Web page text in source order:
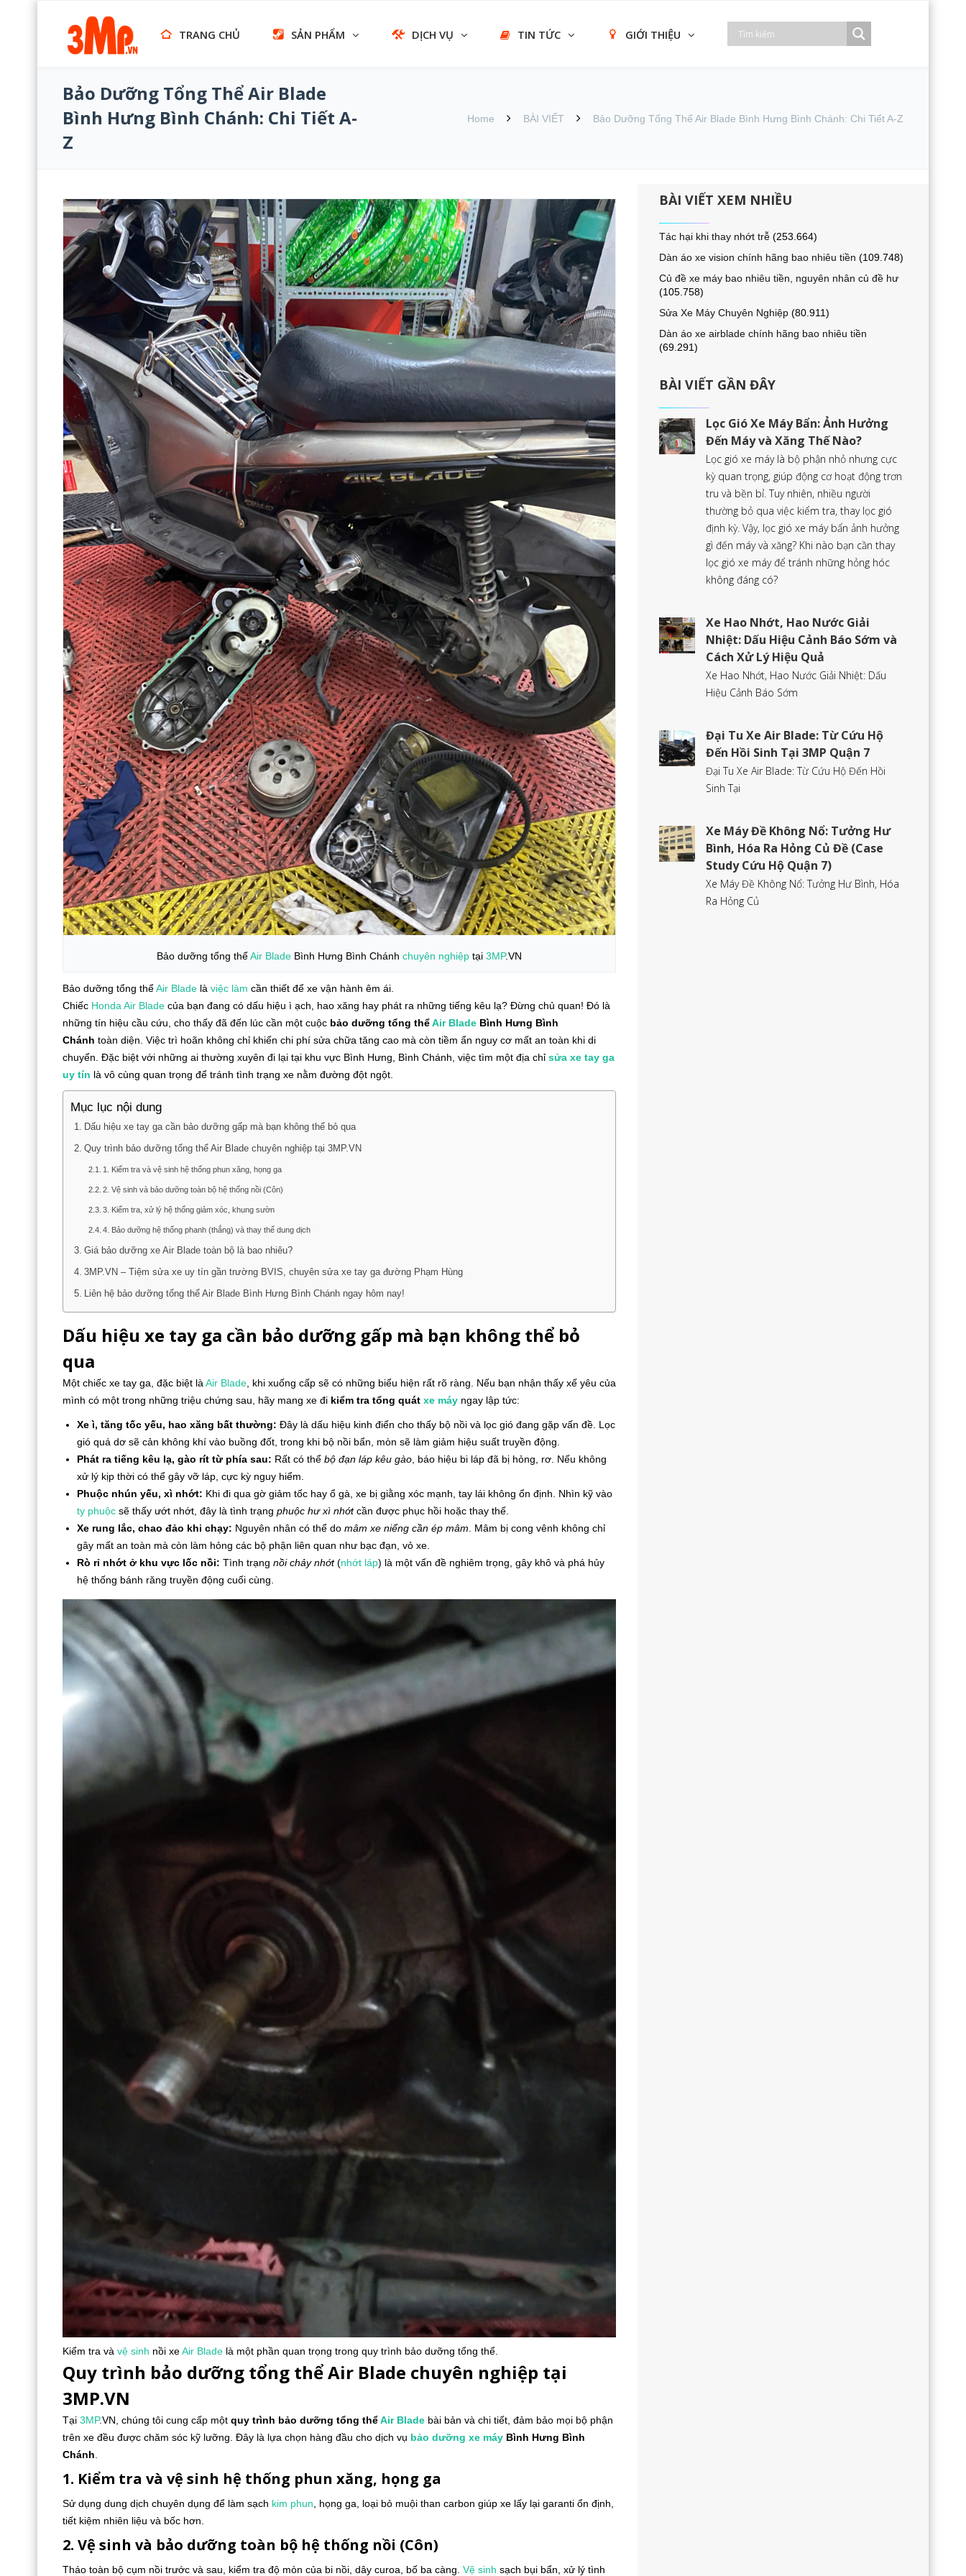
TRANG CHỦ SẢN PHẨM DỊCH VỤ TIN TỨC GIỚI THIỆU
Bảo Dưỡng Tổng Thể Air Blade
Bình Hưng Bình Chánh: Chi Tiết A-
Z
Home BÀI VIẾT Bảo Dưỡng Tổng Thể Air Blade Bình Hưng Bình Chánh: Chi Tiết A-Z
Bảo dưỡng tổng thểAir Blade Bình Hưng Bình Chánh chuyên nghiệp tại 3MP.VN
Bảo dưỡng tổng thểAir Blade là việc làm cần thiết để xe vận hành êm ái.
Chiếc Honda Air Blade của bạn đang có dấu hiệu ì ạch, hao xăng hay phát ra những tiếng kêu lạ? Đừng chủ quan! Đó là
những tín hiệu cầu cứu, cho thấy đã đến lúc cần một cuộc bảo dưỡng tổng thểAir Blade Bình Hưng Bình
Chánh toàn diện. Việc trì hoãn không chỉ khiến chi phí sửa chữa tăng cao mà còn tiềm ẩn nguy cơ mất an toàn khi di
chuyển. Đặc biệt với những ai thường xuyên đi lại tại khu vực Bình Hưng, Bình Chánh, việc tìm một địa chỉ sửa xe tay ga
uy tín là vô cùng quan trọng để tránh tình trạng xe nằm đường đột ngột.
Mục lục nội dung
Dấu hiệu xe tay ga cần bảo dưỡng gấp mà bạn không thể bỏ qua
Quy trình bảo dưỡng tổng thể Air Blade chuyên nghiệp tại 3MP.VN
1. Kiểm tra và vệ sinh hệ thống phun xăng, họng ga
2. Vệ sinh và bảo dưỡng toàn bộ hệ thống nồi (Côn)
3. Kiểm tra, xử lý hệ thống giảm xóc, khung sườn
4. Bảo dưỡng hệ thống phanh (thắng) và thay thế dung dịch
Giá bảo dưỡng xe Air Blade toàn bộ là bao nhiêu?
3MP.VN – Tiệm sửa xe uy tín gần trường BVIS, chuyên sửa xe tay ga đường Phạm Hùng
Liên hệ bảo dưỡng tổng thể Air Blade Bình Hưng Bình Chánh ngay hôm nay!
Dấu hiệu xe tay ga cần bảo dưỡng gấp mà bạn không thể bỏ
qua
Một chiếc xe tay ga, đặc biệt là Air Blade , khi xuống cấp sẽ có những biểu hiện rất rõ ràng. Nếu bạn nhận thấy xế yêu của
mình có một trong những triệu chứng sau, hãy mang xe đi kiểm tra tổng quát xe máy ngay lập tức:
Xe ì, tăng tốc yếu, hao xăng bất thường: Đây là dấu hiệu kinh điển cho thấy bộ nồi và lọc gió đang gặp vấn đề. Lọc
gió quá dơ sẽ cản không khí vào buồng đốt, trong khi bộ nồi bẩn, mòn sẽ làm giảm hiệu suất truyền động.
Phát ra tiếng kêu lạ, gào rít từ phía sau: Rất có thể bộ đạn láp kêu gào , báo hiệu bi láp đã bị hỏng, rơ. Nếu không
xử lý kịp thời có thể gây vỡ láp, cực kỳ nguy hiểm.
Phuộc nhún yếu, xì nhớt: Khi đi qua gờ giảm tốc hay ổ gà, xe bị giằng xóc mạnh, tay lái không ổn định. Nhìn kỹ vào
ty phuộc sẽ thấy ướt nhớt, đây là tình trạng phuộc hư xì nhớtcần được phục hồi hoặc thay thế.
Xe rung lắc, chao đảo khi chạy: Nguyên nhân có thể do mâm xe niểng cần ép mâm . Mâm bị cong vênh không chỉ
gây mất an toàn mà còn làm hỏng các bộ phận liên quan như bạc đạn, vỏ xe.
Rò rỉ nhớt ở khu vực lốc nồi: Tình trạng nồi chảy nhớt(nhớt láp) là một vấn đề nghiêm trọng, gây khô và phá hủy
hệ thống bánh răng truyền động cuối cùng.
Kiểm tra và vệ sinh nồi xeAir Blade là một phần quan trọng trong quy trình bảo dưỡng tổng thể.
Quy trình bảo dưỡng tổng thể Air Blade chuyên nghiệp tại
3MP.VN
Tại 3MP.VN, chúng tôi cung cấp một quy trình bảo dưỡng tổng thểAir Blade bài bản và chi tiết, đảm bảo mọi bộ phận
trên xe đều được chăm sóc kỹ lưỡng. Đây là lựa chọn hàng đầu cho dịch vụ bảo dưỡng xe máy Bình Hưng Bình
Chánh
1. Kiểm tra và vệ sinh hệ thống phun xăng, họng ga
Sử dụng dung dịch chuyên dụng để làm sạch kim phun , họng ga, loại bỏ muội than carbon giúp xe lấy lại garanti ổn định,
tiết kiệm nhiên liệu và bốc hơn.
2. Vệ sinh và bảo dưỡng toàn bộ hệ thống nồi (Côn)
Tháo toàn bộ cụm nồi trước và sau, kiểm tra độ mòn của bi nồi, dây curoa, bố ba càng. Vệ sinh sạch bụi bẩn, xử lý tình
BÀI VIẾT XEM NHIỀU
Tác hại khi thay nhớt trễ (253.664)
Dàn áo xe vision chính hãng bao nhiêu tiền (109.748)
Củ đề xe máy bao nhiêu tiền, nguyên nhân củ đề hư
(105.758)
Sửa Xe Máy Chuyên Nghiệp (80.911)
Dàn áo xe airblade chính hãng bao nhiêu tiền
(69.291)
BÀI VIẾT GẦN ĐÂY
Lọc Gió Xe Máy Bẩn: Ảnh Hưởng
Đến Máy và Xăng Thế Nào?
Lọc gió xe máy là bộ phận nhỏ nhưng cực
kỳ quan trọng, giúp động cơ hoạt động trơn
tru và bền bỉ. Tuy nhiên, nhiều người
thường bỏ qua việc kiểm tra, thay lọc gió
định kỳ. Vậy, lọc gió xe máy bẩn ảnh hưởng
gì đến máy và xăng? Khi nào bạn cần thay
lọc gió xe máy để tránh những hỏng hóc
không đáng có?
Xe Hao Nhớt, Hao Nước Giải
Nhiệt: Dấu Hiệu Cảnh Báo Sớm và
Cách Xử Lý Hiệu Quả
Xe Hao Nhớt, Hao Nước Giải Nhiệt: Dấu
Hiệu Cảnh Báo Sớm
Đại Tu Xe Air Blade: Từ Cứu Hộ
Đến Hồi Sinh Tại 3MP Quận 7
Đại Tu Xe Air Blade: Từ Cứu Hộ Đến Hồi
Sinh Tại
Xe Máy Đề Không Nổ: Tưởng Hư
Bình, Hóa Ra Hỏng Củ Đề (Case
Study Cứu Hộ Quận 7)
Xe Máy Đề Không Nổ: Tưởng Hư Bình, Hóa
Ra Hỏng Củ